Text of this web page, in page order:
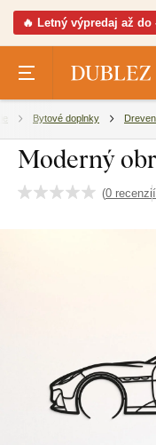
🔥 Letný výpredaj až do
Bytové doplnky
Moderný
(0 recenzií